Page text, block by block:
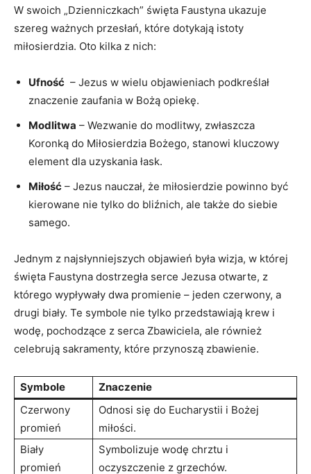
W swoich „Dzienniczkach” święta Faustyna ‍ukazuje
szereg⁣ ważnych przesłań, które dotykają istoty
miłosierdzia. Oto kilka z nich:
Ufność ⁢ – Jezus w wielu objawieniach podkreślał
znaczenie zaufania w Bożą opiekę.
Modlitwa – Wezwanie do modlitwy, zwłaszcza
Koronką do Miłosierdzia Bożego, stanowi kluczowy
element dla uzyskania łask.
Miłość – Jezus nauczał, że miłosierdzie powinno być
kierowane nie tylko do⁣ bliźnich, ale także⁤ do siebie
samego.
Jednym z‍ najsłynniejszych objawień była wizja, w której
święta Faustyna⁢ dostrzegła serce⁤ Jezusa otwarte,‍ z
którego wypływały dwa promienie – jeden czerwony, ​a
drugi biały. Te symbole nie tylko przedstawiają krew i
⁤wodę, pochodzące‌ z serca Zbawiciela, ale również
celebrują sakramenty, które‌ przynoszą zbawienie.
Symbole
Znaczenie
Czerwony
promień
Odnosi ‍się do Eucharystii i Bożej
miłości.
Biały
promień
Symbolizuje wodę ‍chrztu i
oczyszczenie z grzechów.